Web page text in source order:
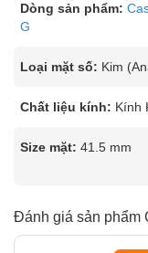
Dòng sản phẩm:
G
Loại mặt số: Kim
Chất liệu kính: Kính
Size mặt: 41.5 mm
Đánh giá sản phẩm